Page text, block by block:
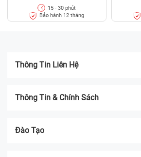
15 - 30 phút
Bảo hành 12 tháng
Thông Tin Liên Hệ
Thông Tin & Chính Sách
Đào Tạo